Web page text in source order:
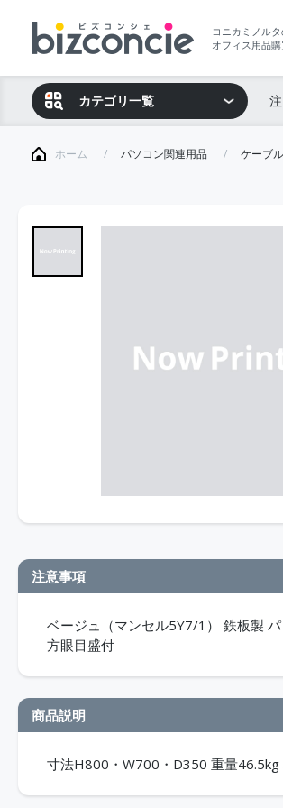
コニカミノル
オフィス用品購
カテゴリ一覧
ホーム パソコン関連用品 ケーブ
注意事項
ベージュ（マンセル5Y7/1） 鉄板製
方眼目盛付
商品説明
寸法H800・W700・D350 重量